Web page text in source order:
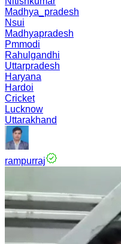
Madhya_pradesh
Nsui
Madhyapradesh
Pmmodi
Rahulgandhi
Uttarpradesh
Haryana
Hardoi
Cricket
Lucknow
Uttarakhand
rampurraj